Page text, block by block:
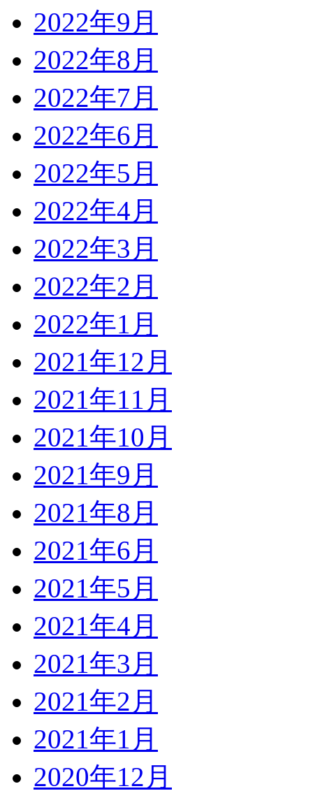
2022年9月
2022年8月
2022年7月
2022年6月
2022年5月
2022年4月
2022年3月
2022年2月
2022年1月
2021年12月
2021年11月
2021年10月
2021年9月
2021年8月
2021年6月
2021年5月
2021年4月
2021年3月
2021年2月
2021年1月
2020年12月